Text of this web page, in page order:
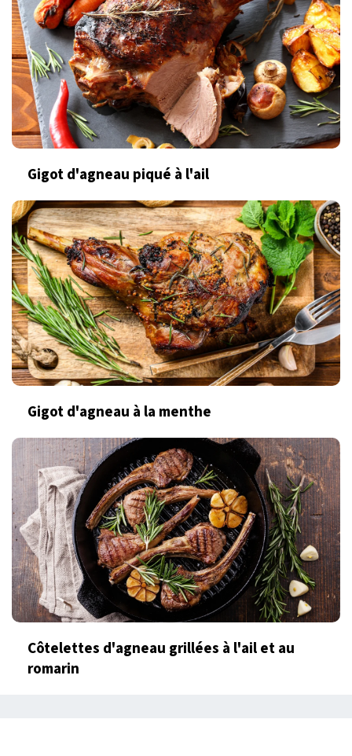
Gigot d'agneau piqué à l'ail
Gigot d'agneau à la menthe
Côtelettes d'agneau grillées à l'ail et au
romarin